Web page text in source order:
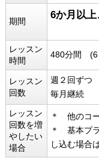
期間
6か月以
レッスン
時間
480分間 (6
レッスン
回数
週２回ずつ
毎月継続
レッスン
回数を増
やしたい
場合
＊ 他のコ
＊ 基本プ
し込む場合